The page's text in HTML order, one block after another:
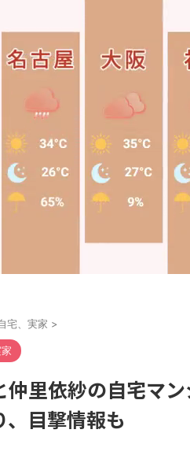
宅、実家 >
仲里依紗の自宅マ
目撃情報も